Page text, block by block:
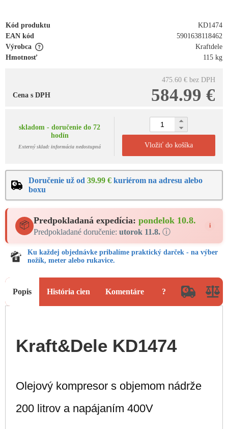
Kód produktu
KD1474
EAN kód
5901638118462
Výrobca
Kraftdele
Hmotnosť
115 kg
475.60 € bez DPH
584.99 €
Cena s DPH
skladom - doručenie do 72
hodín
Externý sklad: informácia nedostupná Vložiť do košíka
Doručenie už od 39.99 € kuriérom na adresu alebo
boxu
📦 Predpokladaná expedícia: pondelok 10.8.
Predpokladané doručenie: utorok 11.8. ⓘ
i
Ku každej objednávke pribalíme praktický darček - na výber
nožík, meter alebo rukavice.
Popis História cien Komentáre ?
Kraft&Dele KD1474
Olejový kompresor s objemom nádrže
200 litrov a napájaním 400V